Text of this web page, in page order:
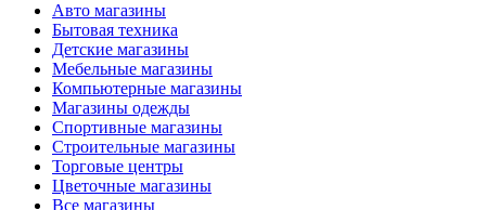
Авто магазины
Бытовая техника
Детские магазины
Мебельные магазины
Компьютерные магазины
Магазины одежды
Спортивные магазины
Строительные магазины
Торговые центры
Цветочные магазины
Все магазины